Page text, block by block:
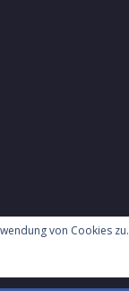
von Cookies zu.